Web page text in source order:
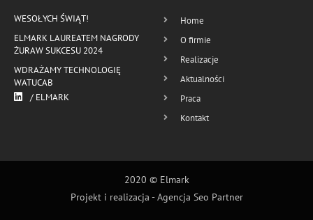
WESOŁYCH ŚWIĄT!
ELMARK LAUREATEM NAGRODY
ŻURAW SUKCESU 2024
WDRAŻAMY TECHNOLOGIĘ
WATUCAB
/ ELMARK
Home
O firmie
Realizacje
Aktualności
Praca
Kontakt
2020 © Elmark
Projekt i realizacja -Agencja Seo Partner